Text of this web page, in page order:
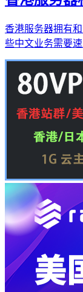
香港服务器拥有
些中文业务需要